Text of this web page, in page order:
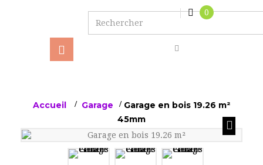
Basculer
la
0
Accueil > Garage > Garage en bois 19.26 m²
45mm